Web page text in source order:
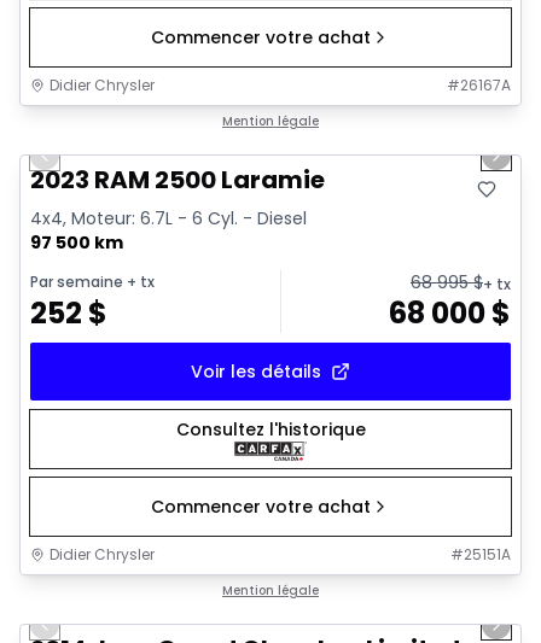
Commencer votre achat
Didier Chrysler #26167A
Mention légale
Previous slide Next
2023 RAM 2500 Laramie
4x4, Moteur: 6.7L - 6 Cyl. - Diesel
97 500 km
Par semaine + tx
252 $
68 995$+ tx
68 000$
Voir les détails
Consultez l'historique
Commencer votre achat
Didier Chrysler #25151A
Mention légale
Previous slide Next